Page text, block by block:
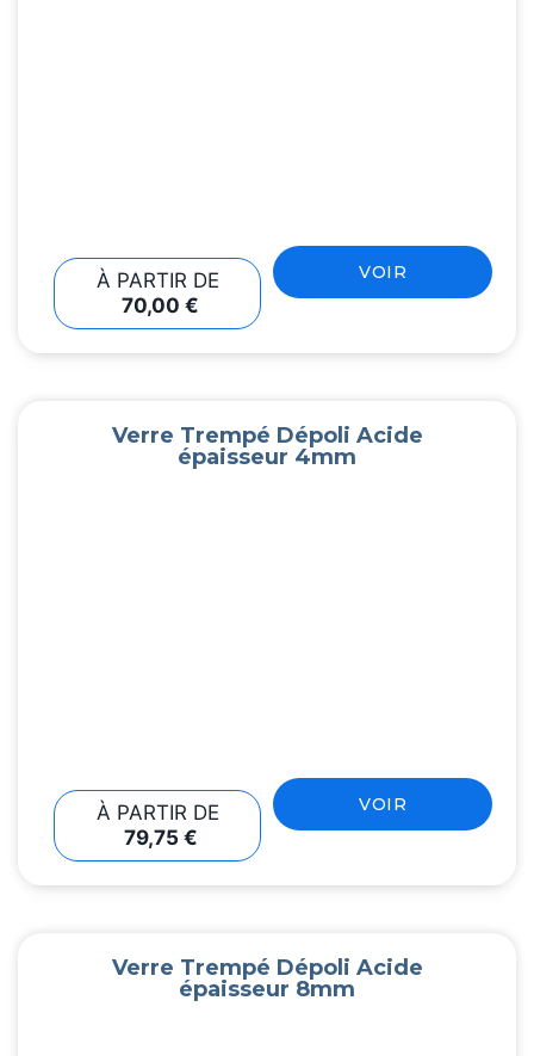
À PARTIR DE
70,00€
VOIR
Verre Trempé Dépoli Acide
épaisseur 4mm
À PARTIR DE
79,75 €
VOIR
Verre Trempé Dépoli Acide
épaisseur 8mm